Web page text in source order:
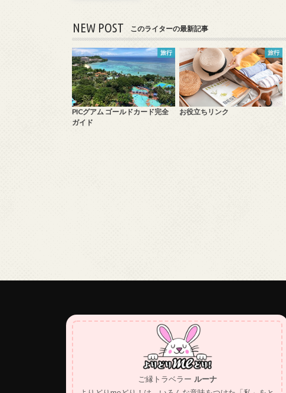
NEW POST このライターの最新記事
旅行
PICグアム ゴールドカード完全
ガイド
旅行
お役立ちリンク
ご縁トラベラー ルーナ